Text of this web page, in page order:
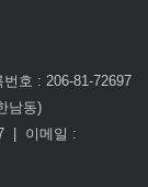
호 : 206-81-72697
남동)
| 이메일 :